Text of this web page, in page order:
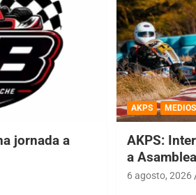
jornada a
AKPS MEDIOS
AKPS:
a
6 agosto, 2026